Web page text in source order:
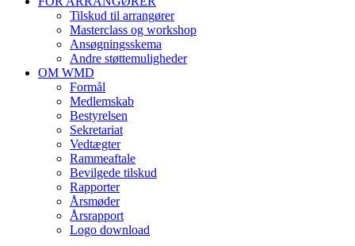
Tilskud til arrangører
Masterclass og workshop
Ansøgningsskema
Andre støttemuligheder
OM WMD
Formål
Medlemskab
Bestyrelsen
Sekretariat
Vedtægter
Rammeaftale
Bevilgede tilskud
Rapporter
Årsmøder
Årsrapport
Logo download